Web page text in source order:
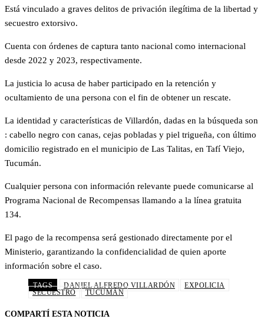
Está vinculado a graves delitos de privación ilegítima de la libertad y
secuestro extorsivo.
Cuenta con órdenes de captura tanto nacional como internacional
desde 2022 y 2023, respectivamente.
La justicia lo acusa de haber participado en la retención y
ocultamiento de una persona con el fin de obtener un rescate.
La identidad y características de Villardón, dadas en la búsqueda son
: cabello negro con canas, cejas pobladas y piel trigueña, con último
domicilio registrado en el municipio de Las Talitas, en Tafí Viejo,
Tucumán.
Cualquier persona con información relevante puede comunicarse al
Programa Nacional de Recompensas llamando a la línea gratuita
134.
El pago de la recompensa será gestionado directamente por el
Ministerio, garantizando la confidencialidad de quien aporte
información sobre el caso.
TAGS DANIEL ALFREDO VILLARDÓN
EXPOLICIA
SECUESTRO
TUCUMÁN
COMPARTÍ ESTA NOTICIA